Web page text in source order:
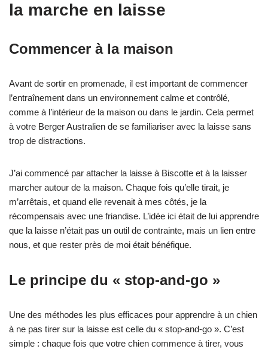
la marche en laisse
Commencer à la maison
Avant de sortir en promenade, il est important de commencer
l’entraînement dans un environnement calme et contrôlé,
comme à l’intérieur de la maison ou dans le jardin. Cela permet
à votre Berger Australien de se familiariser avec la laisse sans
trop de distractions.
J’ai commencé par attacher la laisse à Biscotte et à la laisser
marcher autour de la maison. Chaque fois qu’elle tirait, je
m’arrêtais, et quand elle revenait à mes côtés, je la
récompensais avec une friandise. L’idée ici était de lui apprendre
que la laisse n’était pas un outil de contrainte, mais un lien entre
nous, et que rester près de moi était bénéfique.
Le principe du « stop-and-go »
Une des méthodes les plus efficaces pour apprendre à un chien
à ne pas tirer sur la laisse est celle du « stop-and-go ». C’est
simple : chaque fois que votre chien commence à tirer, vous